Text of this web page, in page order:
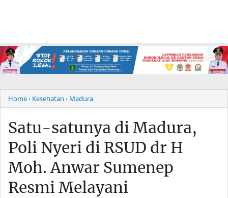
Home› Kesehatan › Madura
Satu-satunya di Madura,
Poli Nyeri di RSUD dr H
Moh. Anwar Sumenep
Resmi Melayani